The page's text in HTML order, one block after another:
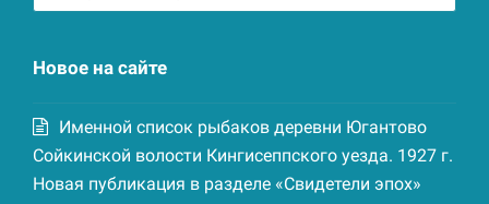
записей
Новое на сайте
Именной список рыбаков деревни Югантово
Сойкинской волости Кингисеппского уезда. 1927 г.
Новая публикация в разделе «Свидетели эпох»